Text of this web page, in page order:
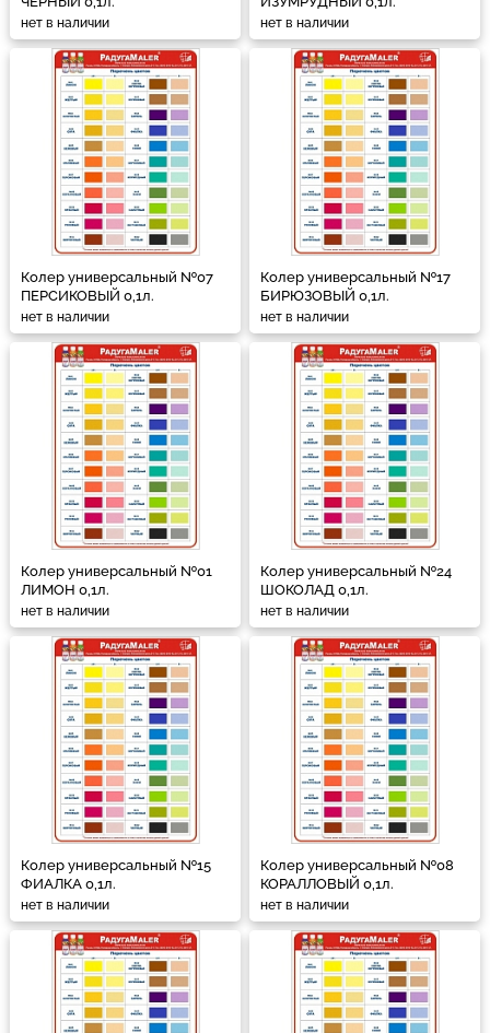
нет в наличии нет в наличии
Колер универсальный №07
ПЕРСИКОВЫЙ 0,1л.
нет в наличии
Колер универсальный №17
БИРЮЗОВЫЙ 0,1л.
нет в наличии
Колер универсальный №01
ЛИМОН 0,1л.
нет в наличии
Колер универсальный №24
ШОКОЛАД 0,1л.
нет в наличии
Колер универсальный №15
ФИАЛКА 0,1л.
нет в наличии
Колер универсальный №08
КОРАЛЛОВЫЙ 0,1л.
нет в наличии